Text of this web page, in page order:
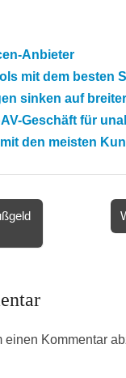
Anbieter
mit dem besten
sinken auf
Geschäft für
den meisten
einen Kommentar